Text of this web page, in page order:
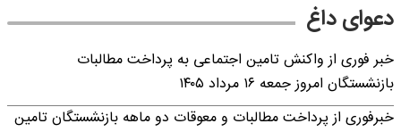
دعوای داغ
خبر فوری از واکنش تامین اجتماعی به پرداخت مطالبات
بازنشستگان امروز جمعه ۱۶ مرداد ۱۴۰۵
خبرفوری از پرداخت مطالبات و معوقات دو ماهه بازنشستگان تامین